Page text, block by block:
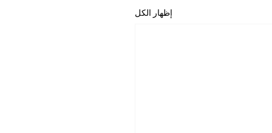
إظهار الكل